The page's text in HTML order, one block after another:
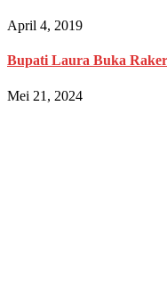
April 4, 2019
Bupati Laura Buka
Mei 21, 2024